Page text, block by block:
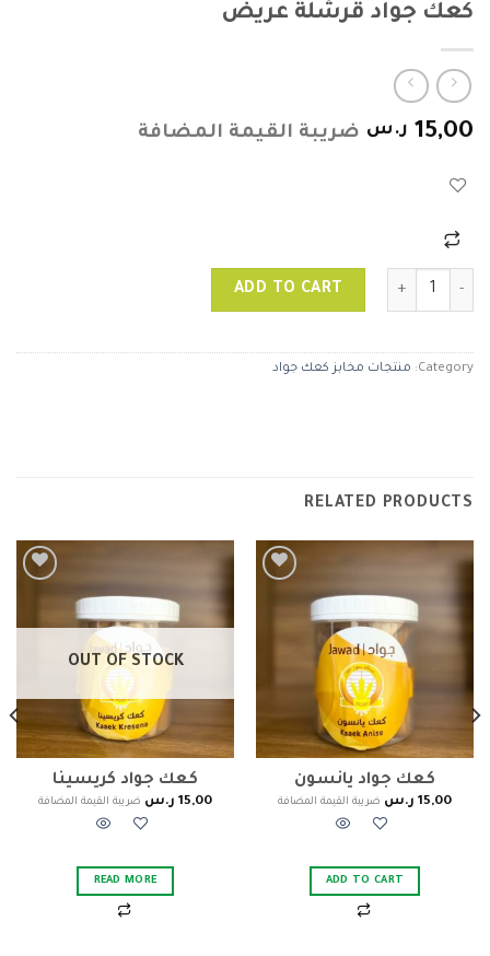
كعك جواد قرشلة عريض
15,00 ر.س ضريبة القيمة المضافة
كعك جواد قرشلة عريض quantity
ADD TO CART
Category: منتجات مخابز كعك جواد
RELATED PRODUCTS
كعك جواد يانسون
15,00 ر.س ضريبة القيمة المضافة
ADD TO CART
OUT OF STOCK
كعك جواد كريسينا
15,00 ر.س ضريبة القيمة المضافة
READ MORE